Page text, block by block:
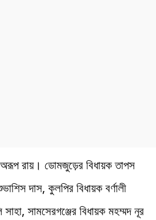
অরূপ রায়। ডোমজুড়ের বিধায়ক তাপস
দাস, কুলপির বিধায়ক বর্ণালী
সামসেরগঞ্জের বিধায়ক মহম্মদ নূর